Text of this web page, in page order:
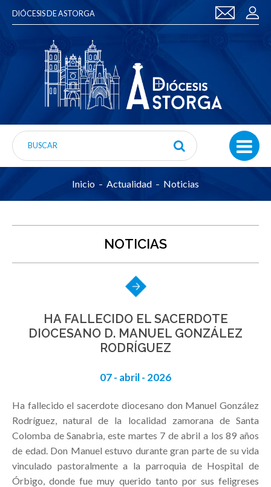
DIÓCESIS DE ASTORGA
Inicio Actualidad Noticias
NOTICIAS
HA FALLECIDO EL SACERDOTE
DIOCESANO D. MANUEL GONZÁLEZ
RODRÍGUEZ
07 - abril - 2026
Ha fallecido el sacerdote diocesano don Manuel González
Rodríguez, natural de la localidad zamorana de Santa
Colomba de Sanabria, este martes 7 de abril a los 89 años
de edad. Don Manuel estuvo durante gran parte de su vida
vinculado pastoralmente a la parroquia de Hospital de
Órbigo, donde fue muy querido tanto por sus feligreses